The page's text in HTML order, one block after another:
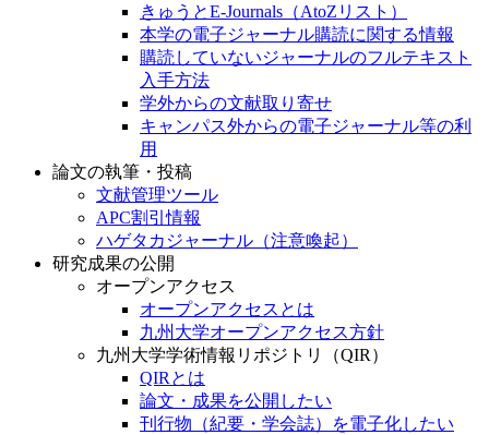
きゅうとE-Journals（AtoZリスト）
本学の電子ジャーナル購読に関する情報
購読していないジャーナルのフルテキスト
入手方法
学外からの文献取り寄せ
キャンパス外からの電子ジャーナル等の利
用
論文の執筆・投稿
文献管理ツール
APC割引情報
ハゲタカジャーナル（注意喚起）
研究成果の公開
オープンアクセス
オープンアクセスとは
九州大学オープンアクセス方針
九州大学学術情報リポジトリ（QIR）
QIRとは
論文・成果を公開したい
刊行物（紀要・学会誌）を電子化したい